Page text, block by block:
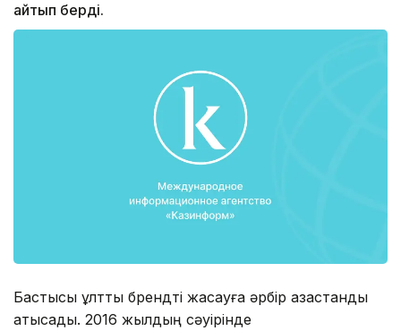
айтып берді.
Бастысы ұлттық брендті жасауға әрбір қазақстандық
қатысады. 2016 жылдың сәуірінде